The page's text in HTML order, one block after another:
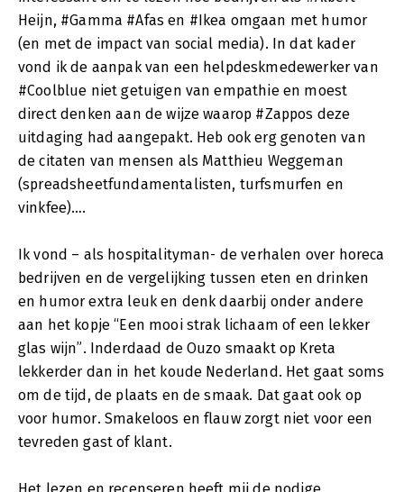
Heijn, #Gamma #Afas en #Ikea omgaan met humor
(en met de impact van social media). In dat kader
vond ik de aanpak van een helpdeskmedewerker van
#Coolblue niet getuigen van empathie en moest
direct denken aan de wijze waarop #Zappos deze
uitdaging had aangepakt. Heb ook erg genoten van
de citaten van mensen als Matthieu Weggeman
(spreadsheetfundamentalisten, turfsmurfen en
vinkfee)….
Ik vond – als hospitalityman- de verhalen over horeca
bedrijven en de vergelijking tussen eten en drinken
en humor extra leuk en denk daarbij onder andere
aan het kopje “Een mooi strak lichaam of een lekker
glas wijn”. Inderdaad de Ouzo smaakt op Kreta
lekkerder dan in het koude Nederland. Het gaat soms
om de tijd, de plaats en de smaak. Dat gaat ook op
voor humor. Smakeloos en flauw zorgt niet voor een
tevreden gast of klant.
Het lezen en recenseren heeft mij de nodige